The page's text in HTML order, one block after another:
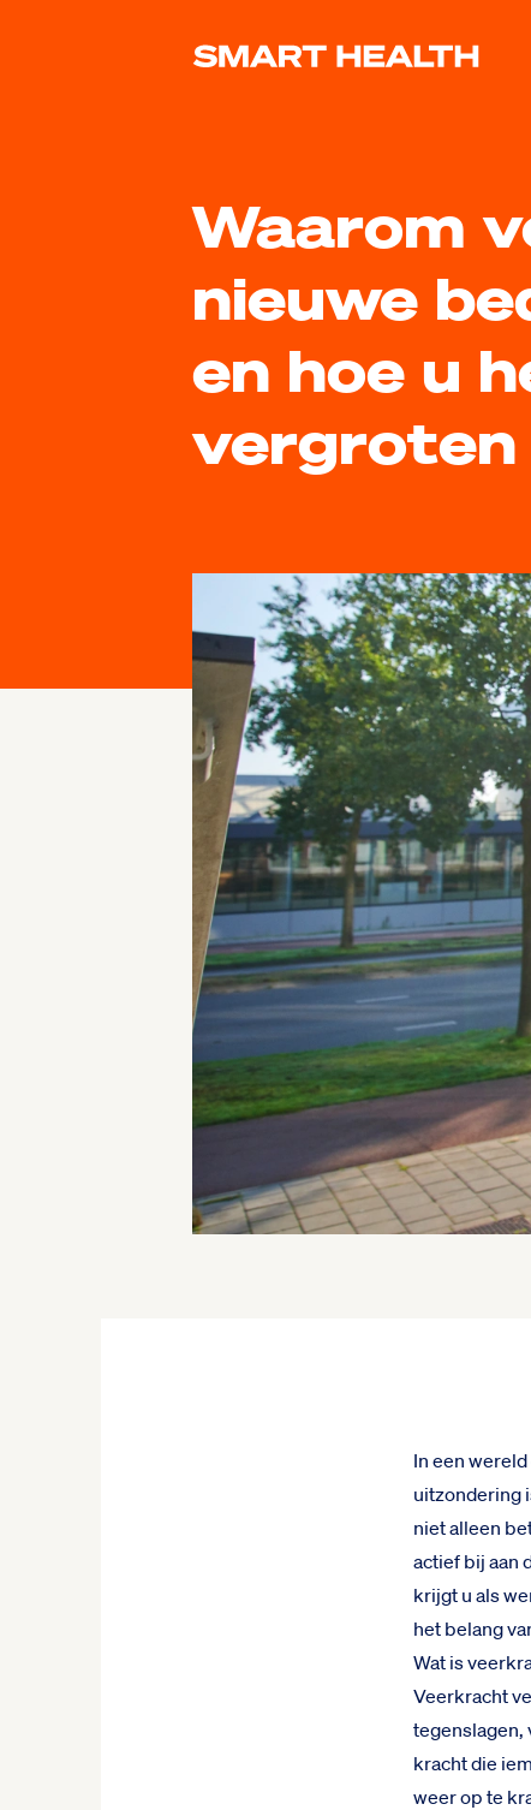
Waarom
nieuwe
en hoe u
vergroten
In een
uitzondering
niet alleen
actief bij aan
krijgt u als
het belang
Wat is
Veerkracht
tegenslagen,
kracht die
weer op te